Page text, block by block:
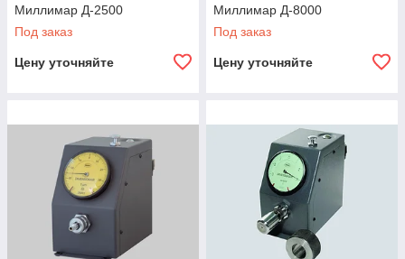
Миллимар Д-2500
Под заказ
Цену уточняйте
Миллимар Д-8000
Под заказ
Цену уточняйте